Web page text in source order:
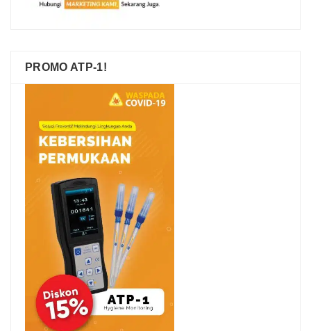
PROMO ATP-1!